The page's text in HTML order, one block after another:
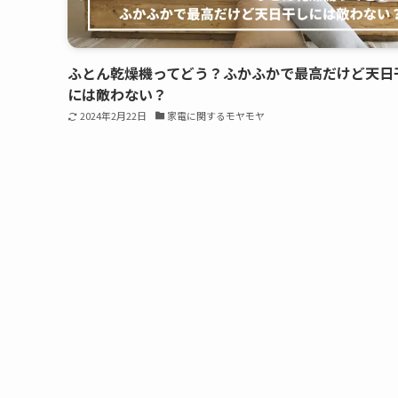
ふとん乾燥機ってどう？ふかふかで最高だけど天日
には敵わない？
2024年2月22日 家電に関するモヤモヤ